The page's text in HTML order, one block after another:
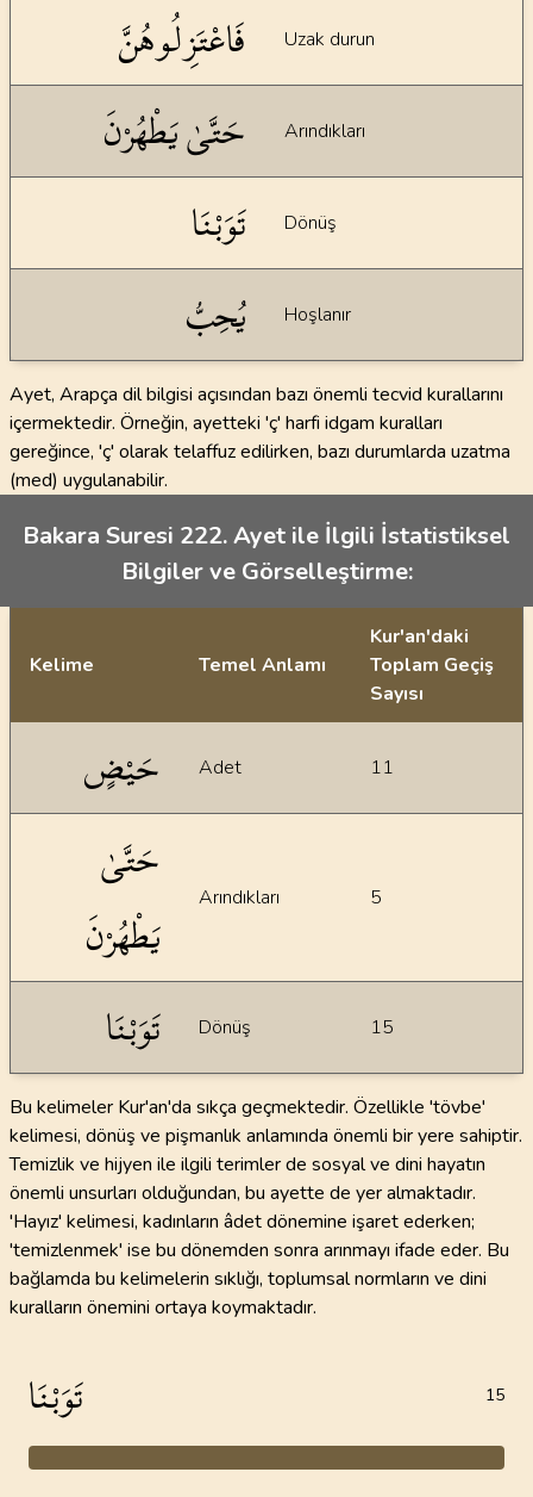
فَاعْتَزِلُوهُنَّ Uzak durun
حَتَّىٰ يَطْهُرْنَ Arındıkları
تَوَبْنَا Dönüş
يُحِبُّ Hoşlanır
Ayet, Arapça dil bilgisi açısından bazı önemli tecvid kurallarını
içermektedir. Örneğin, ayetteki 'ç' harfi idgam kuralları
gereğince, 'ç' olarak telaffuz edilirken, bazı durumlarda uzatma
(med) uygulanabilir.
Bakara Suresi 222. Ayet ile İlgili İstatistiksel
Bilgiler ve Görselleştirme:
Kelime Temel Anlamı
Kur'an'daki
Toplam Geçiş
Sayısı
حَيْضٍ Adet 11
حَتَّىٰ
يَطْهُرْنَ
Arındıkları 5
تَوَبْنَا Dönüş 15
Bu kelimeler Kur'an'da sıkça geçmektedir. Özellikle 'tövbe'
kelimesi, dönüş ve pişmanlık anlamında önemli bir yere sahiptir.
Temizlik ve hijyen ile ilgili terimler de sosyal ve dini hayatın
önemli unsurları olduğundan, bu ayette de yer almaktadır.
'Hayız' kelimesi, kadınların âdet dönemine işaret ederken;
'temizlenmek' ise bu dönemden sonra arınmayı ifade eder. Bu
bağlamda bu kelimelerin sıklığı, toplumsal normların ve dini
kuralların önemini ortaya koymaktadır.
تَوَبْنَا 15